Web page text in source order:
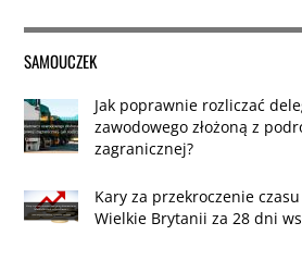
SAMOUCZEK
Jak poprawnie rozliczać
zawodowego złożoną z
zagranicznej?
Kary za przekroczenie
Wielkie Brytanii za 28 dni